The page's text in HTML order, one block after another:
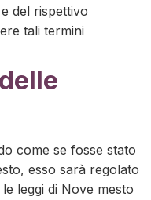
del rispettivo
tali termini
come se fosse stato
esso sarà regolato
leggi di Nove mesto